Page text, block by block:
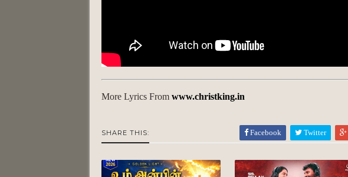
More Lyrics From www.christking.in
SHARE THIS: Facebook Twitter